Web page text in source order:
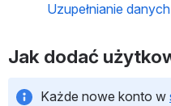
Uzupełnianie
Jak dodać
Każde nowe konto w